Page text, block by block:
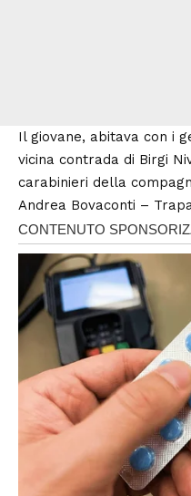
Il giovane, abitava con i
vicina contrada di Birgi
carabinieri della
Andrea Bovaconti –